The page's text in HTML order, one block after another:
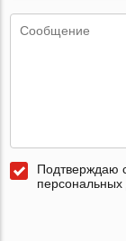
Подтверждаю